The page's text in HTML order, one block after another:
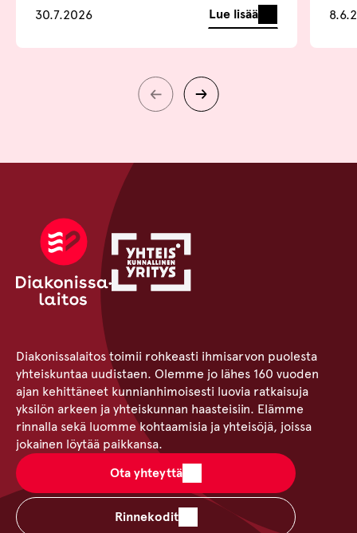
30.7.2026 Lue lisää
Diakonissalaitos toimii rohkeasti ihmisarvon puolesta
yhteiskuntaa uudistaen. Olemme jo lähes 160 vuoden
ajan kehittäneet kunnianhimoisesti luovia ratkaisuja
yksilön arkeen ja yhteiskunnan haasteisiin. Elämme
rinnalla sekä luomme kohtaamisia ja yhteisöjä, joissa
jokainen löytää paikkansa.
Ota yhteyttä
Rinnekodit